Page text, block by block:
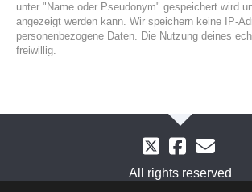
unter "Name oder Pseudonym" gespeichert wird
angezeigt werden kann. Wir speichern keine IP-
personenbezogene Daten. Die Nutzung deines
freiwillig.
All rights reserved